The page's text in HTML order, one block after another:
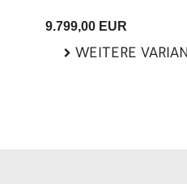
9.799,00 EUR
WEITERE